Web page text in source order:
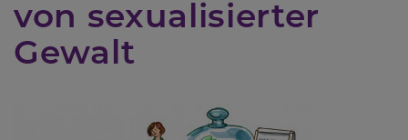
von sexualisierter
Gewalt